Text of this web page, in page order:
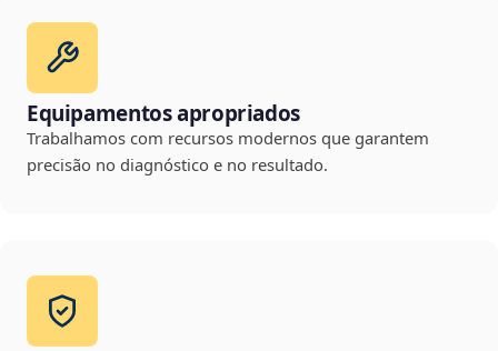
Equipamentos apropriados
Trabalhamos com recursos modernos que garantem
precisão no diagnóstico e no resultado.